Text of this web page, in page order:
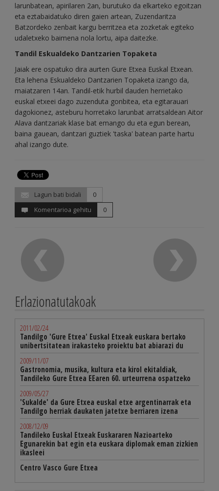
larunbatean, apirilaren 2an, burutuko da elkarteko egoitzan
eta eztabaidatuko diren gaien artean, Zuzendaritza
Batzordeko zenbait kargu berritzea eta zozketak egiteko
udaletxeko baimena nola lortu, aipa daitezke.
Tandil Eskualdeko Dantzarien Topaketa
Jaiak ere ospatuko dira aurten Gure Etxea Euskal Etxean.
Eta lehena Eskualdeko Dantzarien Topaketa izango da,
maiatzaren 14an. Tandil-etik hurbil dauden herrietako
euskal etxeei dago zuzenduta gonbitea, eta egitarauari
dagokionez, asteburu horretako larunbat arratsaldean Aitor
Alava dantzariak klase bat emango du eta egun berean,
baina gauean, dantzari guztiek 'taska' batean parte hartu
ahal izango dute.
Lagun bati bidali
0
Komentarioa gehitu
0
Erlazionatutakoak
2011/02/24
Tandilgo 'Gure Etxea' Euskal Etxeak euskara bertako
unibertsitatean irakasteko proiektu bat abiarazi du
2009/11/07
Gastronomia, musika, kultura eta kirol ekitaldiak,
Tandileko Gure Etxea EEaren 60. urteurrena ospatzeko
2009/05/27
'Sukalde' da Gure Etxea euskal etxe argentinarrak eta
Tandilgo herriak daukaten jatetxe berriaren izena
2008/12/09
Tandileko Euskal Etxeak Euskararen Nazioarteko
Egunarekin bat egin eta euskara diplomak eman zizkien
ikasleei
Centro Vasco Gure Etxea